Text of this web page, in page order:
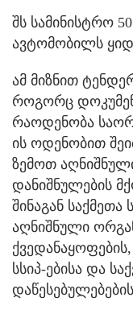
შს სამინისტრო
ავტომობილს
ამ მიზნით
როგორც
რაოდენობა
ის ოდენობით
ზემოთ
დანიშნულების
შინაგან
აღნიშნული
სსიპ-ებისა და